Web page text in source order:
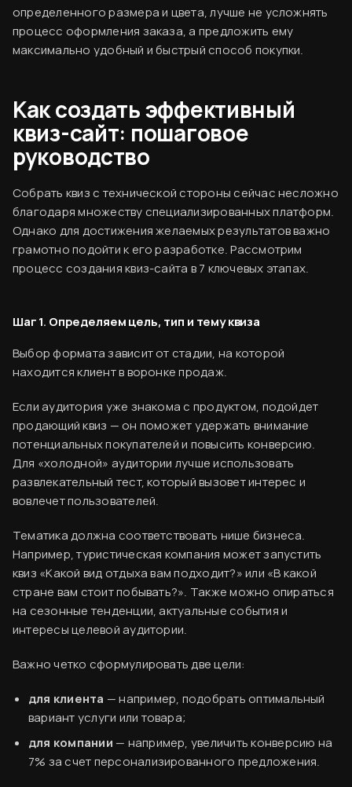
определенного размера и цвета, лучше не усложнять
процесс оформления заказа, а предложить ему
максимально удобный и быстрый способ покупки.
Как создать эффективный
квиз-сайт: пошаговое
руководство
Собрать квиз с технической стороны сейчас несложно
благодаря множеству специализированных платформ.
Однако для достижения желаемых результатов важно
грамотно подойти к его разработке. Рассмотрим
процесс создания квиз-сайта в 7 ключевых этапах.
Шаг 1. Определяем цель, тип и тему квиза
Выбор формата зависит от стадии, на которой
находится клиент в воронке продаж.
Если аудитория уже знакома с продуктом, подойдет
продающий квиз — он поможет удержать внимание
потенциальных покупателей и повысить конверсию.
Для «холодной» аудитории лучше использовать
развлекательный тест, который вызовет интерес и
вовлечет пользователей.
Тематика должна соответствовать нише бизнеса.
Например, туристическая компания может запустить
квиз «Какой вид отдыха вам подходит?» или «В какой
стране вам стоит побывать?». Также можно опираться
на сезонные тенденции, актуальные события и
интересы целевой аудитории.
Важно четко сформулировать две цели:
для клиента — например, подобрать оптимальный
вариант услуги или товара;
для компании — например, увеличить конверсию на
7% за счет персонализированного предложения.